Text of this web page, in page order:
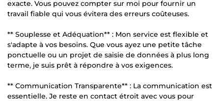
exacte. Vous pouvez compter sur moi pour fournir un
travail fiable qui vous évitera des erreurs coûteuses.
** Souplesse et Adéquation** : Mon service est flexible et
s'adapte à vos besoins. Que vous ayez une petite tâche
ponctuelle ou un projet de saisie de données à plus long
terme, je suis prêt à répondre à vos exigences.
** Communication Transparente** : La communication est
essentielle. Je reste en contact étroit avec vous pour